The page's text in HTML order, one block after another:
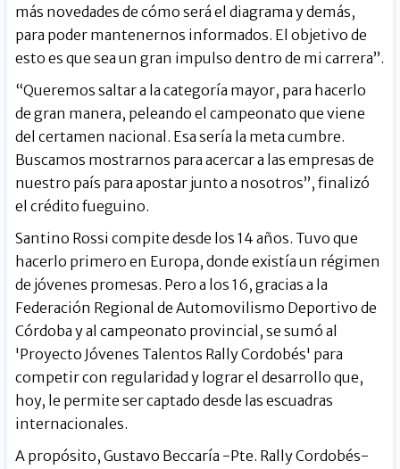
más novedades de cómo será el diagrama y demás,
para poder mantenernos informados. El objetivo de
esto es que sea un gran impulso dentro de mi carrera”.
“Queremos saltar a la categoría mayor, para hacerlo
de gran manera, peleando el campeonato que viene
del certamen nacional. Esa sería la meta cumbre.
Buscamos mostrarnos para acercar a las empresas de
nuestro país para apostar junto a nosotros”, finalizó
el crédito fueguino.
Santino Rossi compite desde los 14 años. Tuvo que
hacerlo primero en Europa, donde existía un régimen
de jóvenes promesas. Pero a los 16, gracias a la
Federación Regional de Automovilismo Deportivo de
Córdoba y al campeonato provincial, se sumó al
'Proyecto Jóvenes Talentos Rally Cordobés' para
competir con regularidad y lograr el desarrollo que,
hoy, le permite ser captado desde las escuadras
internacionales.
A propósito, Gustavo Beccaría -Pte. Rally Cordobés-